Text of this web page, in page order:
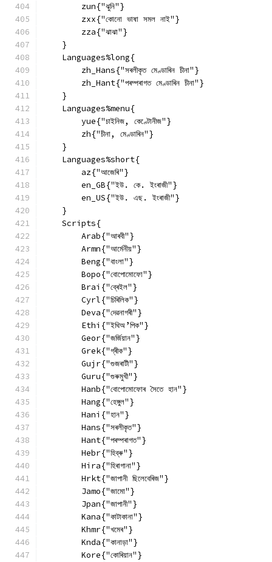
        zun{"ঝুনি"}
        zxx{"কোনো ভাষা সমল নাই"}
        zza{"ঝাঝা"}
    }
    Languages%long{
        zh_Hans{"সৰলীকৃত মেণ্ডাৰিন চীনা"}
        zh_Hant{"পৰম্পৰাগত মেণ্ডাৰিন চীনা"}
    }
    Languages%menu{
        yue{"চাইনিজ, কেণ্টোনীজ"}
        zh{"চীনা, মেণ্ডাৰিন"}
    }
    Languages%short{
        az{"আজেৰি"}
        en_GB{"ইউ. কে. ইংৰাজী"}
        en_US{"ইউ. এছ. ইংৰাজী"}
    }
    Scripts{
        Arab{"আৰবী"}
        Armn{"আৰ্মেনীয়"}
        Beng{"বাংলা"}
        Bopo{"বোপোমোফো"}
        Brai{"ব্ৰেইল"}
        Cyrl{"চিৰিলিক"}
        Deva{"দেৱনাগৰী"}
        Ethi{"ইথিঅ’পিক"}
        Geor{"জৰ্জিয়ান"}
        Grek{"গ্ৰীক"}
        Gujr{"গুজৰাটী"}
        Guru{"গুৰুমুখী"}
        Hanb{"বোপোমোফোৰ সৈতে হান"}
        Hang{"হেঙ্গুল"}
        Hani{"হান"}
        Hans{"সৰলীকৃত"}
        Hant{"পৰম্পৰাগত"}
        Hebr{"হিব্ৰু"}
        Hira{"হিৰাগানা"}
        Hrkt{"জাপানী ছিলেবেৰিজ"}
        Jamo{"জামো"}
        Jpan{"জাপানী"}
        Kana{"কাটাকানা"}
        Khmr{"খমেৰ"}
        Knda{"কানাড়া"}
        Kore{"কোৰিয়ান"}